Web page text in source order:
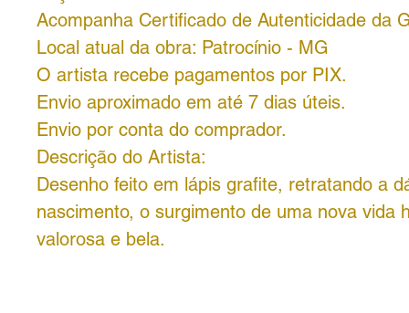
Acompanha Certificado de Autenticidade da
Local atual da obra: Patrocínio - MG
O artista recebe pagamentos por PIX.
Envio aproximado em até 7 dias úteis.
Envio por conta do comprador.
Descrição do Artista:
Desenho feito em lápis grafite, retratando a
nascimento, o surgimento de uma nova vida
valorosa e bela.